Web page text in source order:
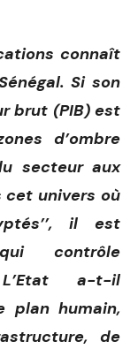
connaît
Si son
brut (PIB) est
d’ombre
secteur aux
cet univers où
il est
contrôle
a-t-il
plan humain,
de